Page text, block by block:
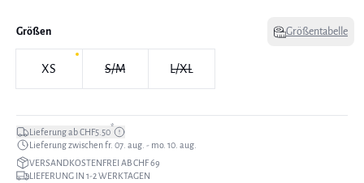
Größen Größentabelle
XS S/M L/XL
Lieferung ab CHF5.50*
Lieferung zwischen fr. 07. aug. - mo. 10. aug.
VERSANDKOSTENFREI AB CHF 69
LIEFERUNG IN 1-2 WERKTAGEN